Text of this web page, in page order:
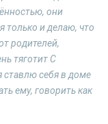
они
только и делаю, что
родителей,
тяготит С
себя в доме
ему, говорить как